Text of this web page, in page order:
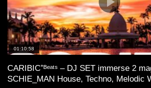
01:10:58
CARIBIC⁺ᴮᵉᵃᵗˢ – DJ SET immerse 2
SCHIE_MAN House, Techno, Melodic